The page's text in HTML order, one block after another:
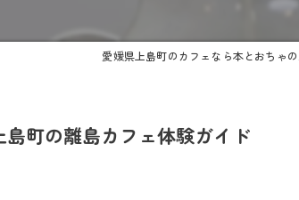
愛媛県上島町のカフェなら本とおちゃ
町の離島カフェ体験ガイド